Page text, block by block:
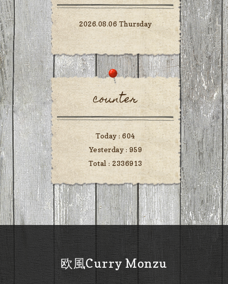
2026.08.06 Thursday
counter
Today :604
Yesterday : 959
Total : 2336913
欧風Curry Monzu